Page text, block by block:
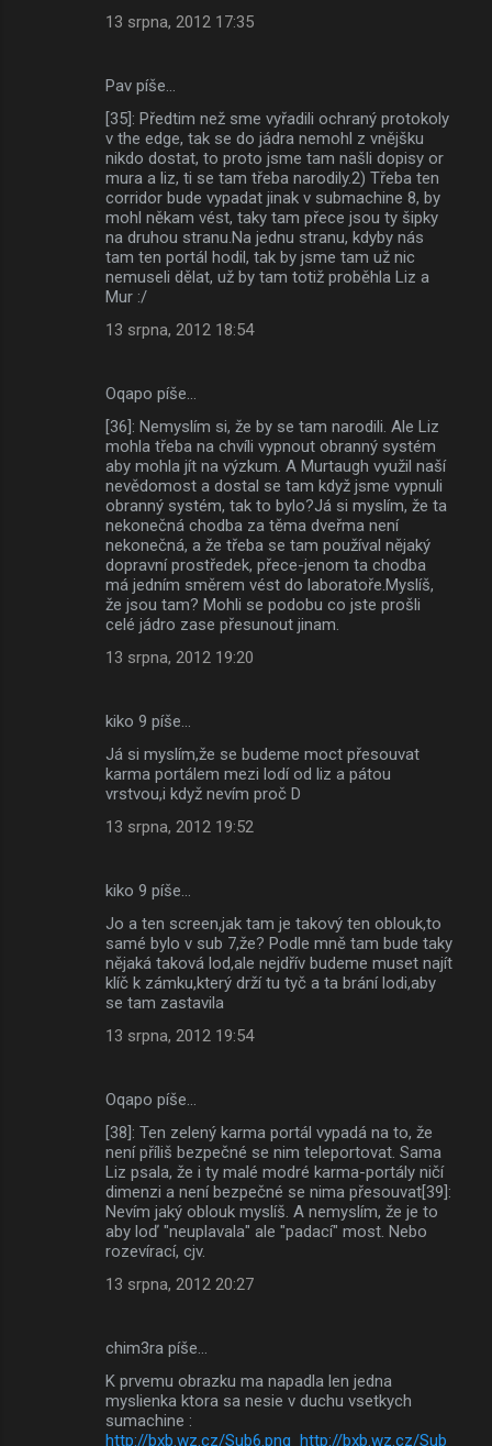
13 srpna, 2012 17:35
Pav píše…
[35]: Předtim než sme vyřadili ochraný protokoly
v the edge, tak se do jádra nemohl z vnějšku
nikdo dostat, to proto jsme tam našli dopisy or
mura a liz, ti se tam třeba narodily.2) Třeba ten
corridor bude vypadat jinak v submachine 8, by
mohl někam vést, taky tam přece jsou ty šipky
na druhou stranu.Na jednu stranu, kdyby nás
tam ten portál hodil, tak by jsme tam už nic
nemuseli dělat, už by tam totiž proběhla Liz a
Mur :/
13 srpna, 2012 18:54
Oqapo píše…
[36]: Nemyslím si, že by se tam narodili. Ale Liz
mohla třeba na chvíli vypnout obranný systém
aby mohla jít na výzkum. A Murtaugh využil naší
nevědomost a dostal se tam když jsme vypnuli
obranný systém, tak to bylo?Já si myslím, že ta
nekonečná chodba za těma dveřma není
nekonečná, a že třeba se tam používal nějaký
dopravní prostředek, přece-jenom ta chodba
má jedním směrem vést do laboratoře.Myslíš,
že jsou tam? Mohli se podobu co jste prošli
celé jádro zase přesunout jinam.
13 srpna, 2012 19:20
kiko 9 píše…
Já si myslím,že se budeme moct přesouvat
karma portálem mezi lodí od liz a pátou
vrstvou,i když nevím proč D
13 srpna, 2012 19:52
kiko 9 píše…
Jo a ten screen,jak tam je takový ten oblouk,to
samé bylo v sub 7,že? Podle mně tam bude taky
nějaká taková lod,ale nejdřív budeme muset najít
klíč k zámku,který drží tu tyč a ta brání lodi,aby
se tam zastavila
13 srpna, 2012 19:54
Oqapo píše…
[38]: Ten zelený karma portál vypadá na to, že
není příliš bezpečné se nim teleportovat. Sama
Liz psala, že i ty malé modré karma-portály ničí
dimenzi a není bezpečné se nima přesouvat[39]:
Nevím jaký oblouk myslíš. A nemyslím, že je to
aby loď "neuplavala" ale "padací" most. Nebo
rozevírací, cjv.
13 srpna, 2012 20:27
chim3ra píše…
K prvemu obrazku ma napadla len jedna
myslienka ktora sa nesie v duchu vsetkych
sumachine :
http://bxb.wz.cz/Sub6.png http://bxb.wz.cz/Sub